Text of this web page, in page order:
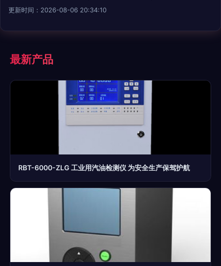
更新时间：2026-08-06 20:34:10
最新产品
RBT-6000-ZLG 工业用汽油检测仪 为安全生产保驾护航